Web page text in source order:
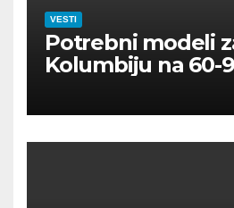
VESTI
Potrebni modeli
Kolumbiju na 60-